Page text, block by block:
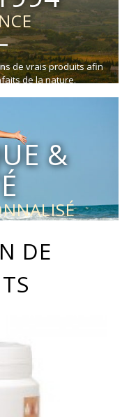
de vrais produits afin
de la nature.
&
DE